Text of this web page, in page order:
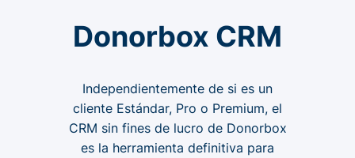
Donorbox CRM
Independientemente de si es un
cliente Estándar, Pro o Premium, el
CRM sin fines de lucro de Donorbox
es la herramienta definitiva para